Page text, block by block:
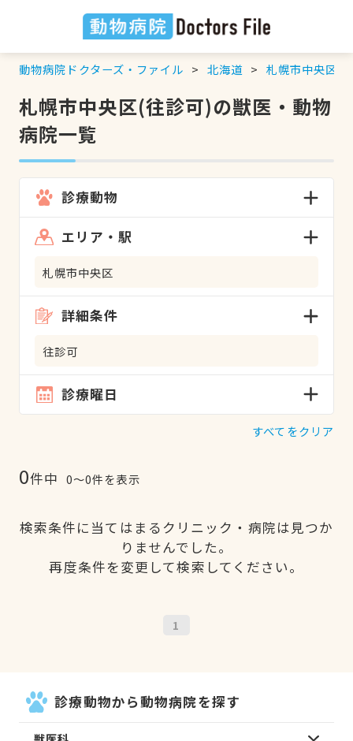
動物病院ドクターズ・ファイル 北海道 札幌市中央区
札幌市中央区(往診可)の獣医・動物
病院一覧
診療動物
エリア・駅
札幌市中央区
詳細条件
往診可
診療曜日
すべてをクリア
0件中 0〜0件を表示
検索条件に当てはまるクリニック・病院は見つか
りませんでした。
再度条件を変更して検索してください。
1
診療動物から動物病院を探す